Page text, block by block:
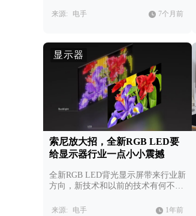
来源: 电手 7个月前
显示器
索尼放大招，全新RGB LED要
给显示器行业一点小小震撼
全新RGB LED背光显示屏带来行业新
方向，新技术和以前的技术有何不
来源: 电手 1年前